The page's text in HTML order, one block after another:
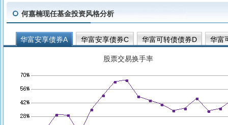
何嘉楠现任基金投资风格分析
华富安享债券A 华富安享债券C 华富可转债债券D
华富
华富安沣债券C 华富安沣债券A
华富安兴39个月定开债A
华富恒惠纯债债券C
股票交易换手率